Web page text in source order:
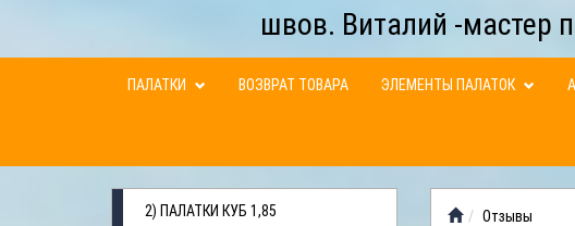
швов. Виталий -мастер
ПАЛАТКИ ВОЗВРАТ ТОВАРА ЭЛЕМЕНТЫ ПАЛАТОК
2) ПАЛАТКИ КУБ 1,85 Отзывы